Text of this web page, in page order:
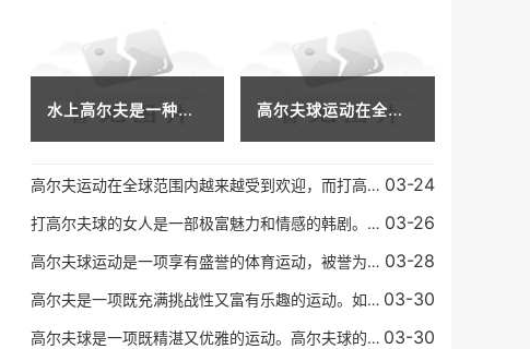
水上高尔夫是一种新型的高尔夫运动，它与传统高尔夫不同，这种运动是在水面上进行的。它需要更多的技巧和耐心。本文将介绍如何玩水上高尔夫，以及与传统高尔夫的区别。水上高 高尔夫球运动在全球范围内广受欢迎，而中国也逐渐成为这项运动的热门国度之一。很多人对于高尔夫运动有一定的了解，但是对于高尔夫球场的费用却并不清楚。今天我们就来聊一聊
高尔夫运动在全球范围内越来越受到欢迎，而打高尔夫球不仅需要技巧与耐力，更需要穿着合适的服装来让自己更加舒适自在。目前市面上有很多高尔夫球服装品牌，其中最知名的品牌 03-24
打高尔夫球的女人是一部极富魅力和情感的韩剧。该剧通过一个女性高尔夫球手的成长历程，讲述了困难、痛苦、挫折和梦想的人生故事。该剧不仅展现了高尔夫球运动的美妙，也探讨 03-26
高尔夫球运动是一项享有盛誉的体育运动，被誉为“运动中的绅士游戏”。 在高尔夫球比赛中，赢得比赛的关键因素是要尽可能地在标准杆数内将球打入洞中。 在这个过程中，球员需要 03-28
高尔夫是一项既充满挑战性又富有乐趣的运动。如果你是一名初学者，那么可能会感到有些困惑和不知所措。在这篇文章中，我们将为初学者介绍高尔夫如何打。基础设备在开始打高尔 03-30
高尔夫球是一项既精湛又优雅的运动。高尔夫球的制作是一门精细的工艺，需要选材、烧制、加工等复杂的流程。为了使得高尔夫球具有更好的性能和稳定性，球杆的材质日渐精进，越 03-30